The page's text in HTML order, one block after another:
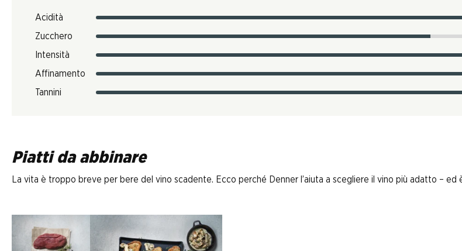
Acidità
Zucchero
Intensità
Affinamento
Tannini
Piatti da abbinare
La vita è troppo breve per bere del vino scadente. Ecco perché Denner l’aiuta a scegliere il vino più adatto – ed